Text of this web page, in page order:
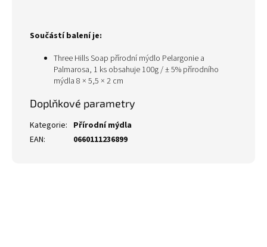
Součástí balení je:
Three Hills Soap přírodní mýdlo Pelargonie a
Palmarosa, 1 ks obsahuje 100g / ± 5% přírodního
mýdla 8 × 5,5 × 2 cm
Doplňkové parametry
Kategorie: Přírodní mýdla
EAN: 0660111236899